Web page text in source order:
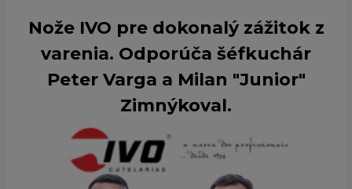
Nože IVO pre dokonalý zážitok z
varenia. Odporúča šéfkuchár
Peter Varga a Milan "Junior"
Zimnýkoval.